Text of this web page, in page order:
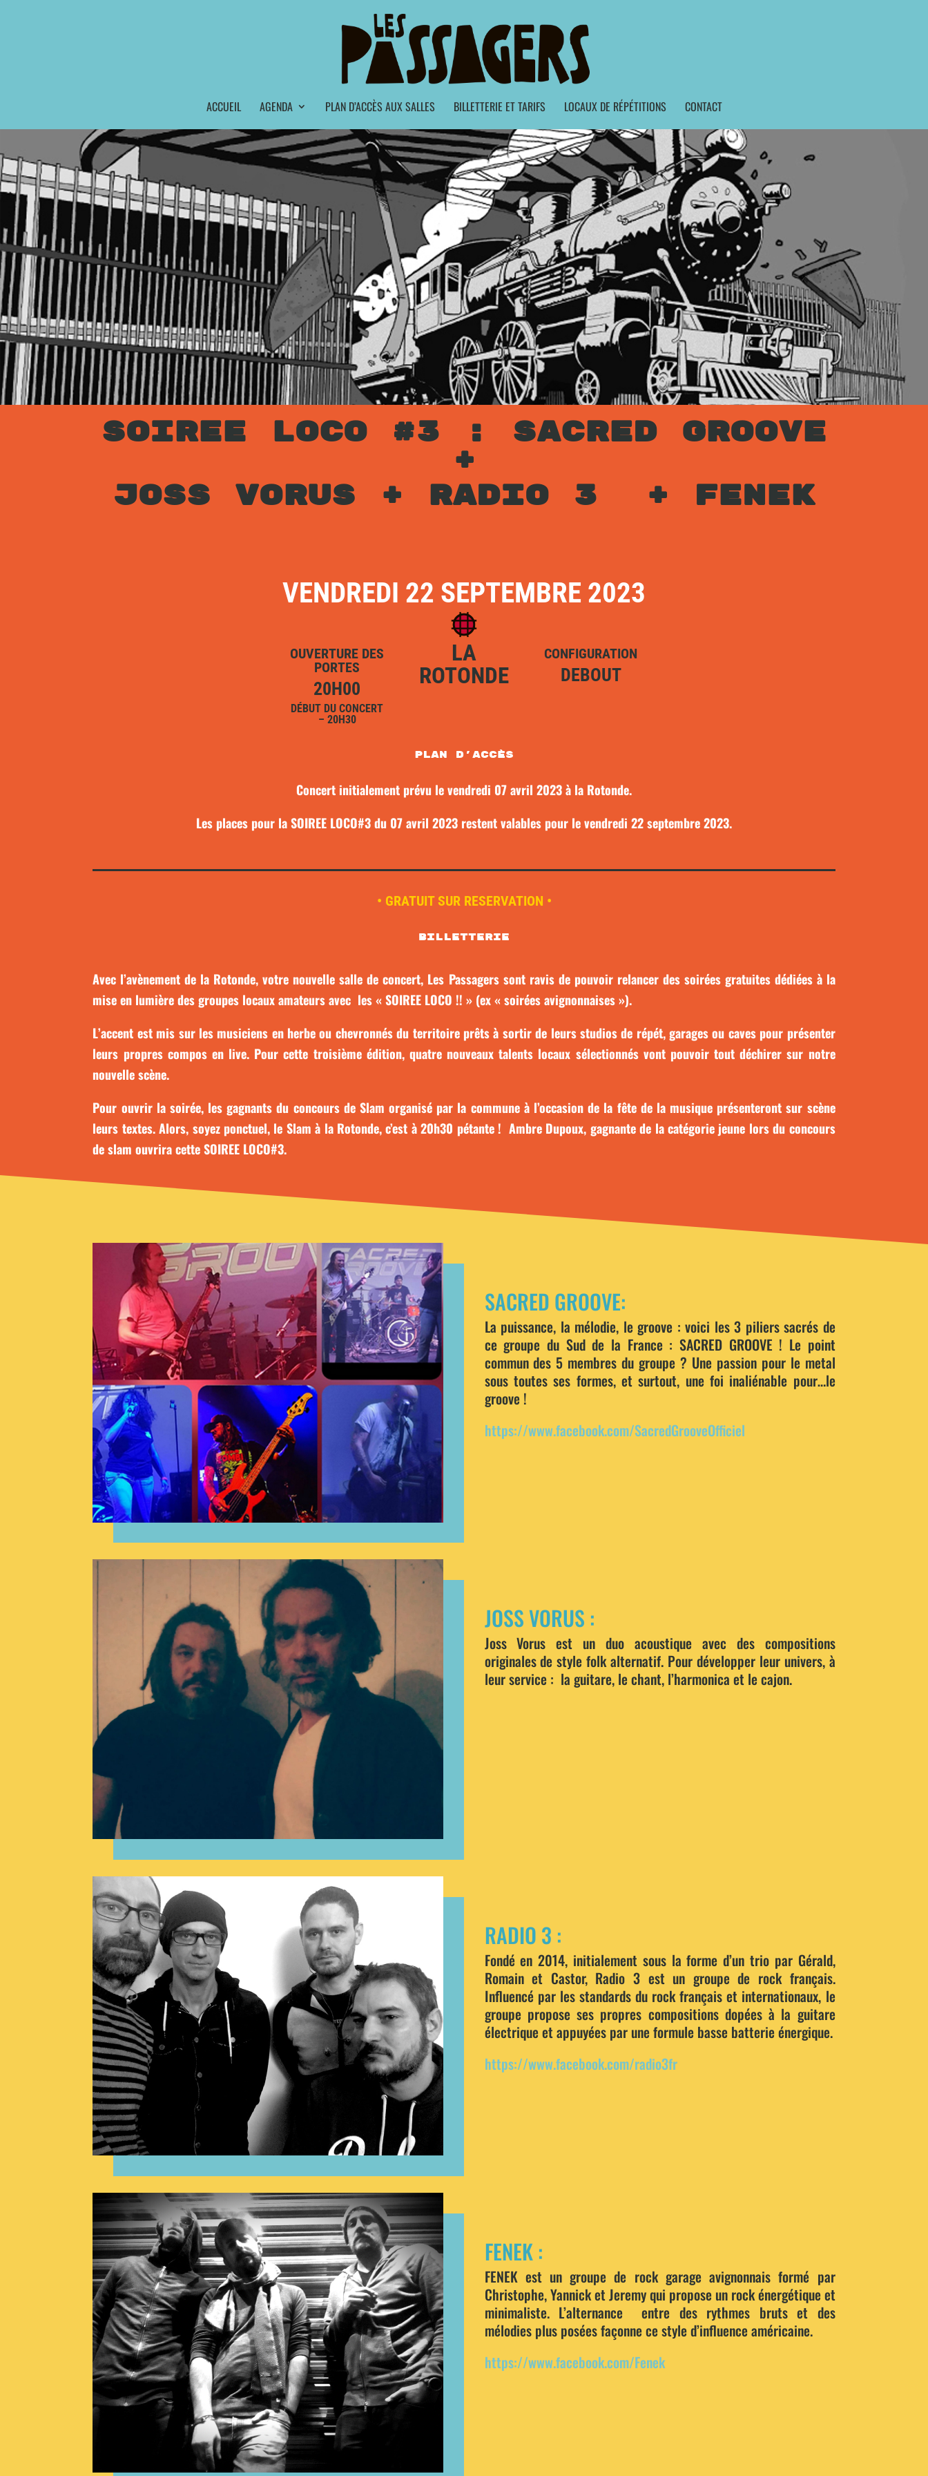
ACCUEIL AGENDA PLAN D’ACCÈS AUX SALLES BILLETTERIE ET TARIFS LOCAUX DE RÉPÉTITIONS CONTACT
SOIREE LOCO #3 : SACRED GROOVE
+
JOSS VORUS + RADIO 3 + FENEK
VENDREDI 22 SEPTEMBRE 2023
OUVERTURE DES
PORTES
20H00
DÉBUT DU CONCERT
– 20H30
LA
ROTONDE
CONFIGURATION
DEBOUT
plan d'accès
Concert initialement prévu le vendredi 07 avril 2023 à la Rotonde.
Les places pour la SOIREE LOCO#3 du 07 avril 2023 restent valables pour le vendredi 22 septembre 2023.
• GRATUIT SUR RESERVATION •
Billetterie
Avec l’avènement de la Rotonde, votre nouvelle salle de concert, Les Passagers sont ravis de pouvoir relancer des soirées gratuites dédiées à la
mise en lumière des groupes locaux amateurs avec les « SOIREE LOCO !! » (ex « soirées avignonnaises »).
L’accent est mis sur les musiciens en herbe ou chevronnés du territoire prêts à sortir de leurs studios de répét, garages ou caves pour présenter
leurs propres compos en live. Pour cette troisième édition, quatre nouveaux talents locaux sélectionnés vont pouvoir tout déchirer sur notre
nouvelle scène.
Pour ouvrir la soirée, les gagnants du concours de Slam organisé par la commune à l’occasion de la fête de la musique présenteront sur scène
leurs textes. Alors, soyez ponctuel, le Slam à la Rotonde, c’est à 20h30 pétante ! Ambre Dupoux, gagnante de la catégorie jeune lors du concours
de slam ouvrira cette SOIREE LOCO#3.
SACRED GROOVE:
La puissance, la mélodie, le groove : voici les 3 piliers sacrés de
ce groupe du Sud de la France : SACRED GROOVE ! Le point
commun des 5 membres du groupe ? Une passion pour le metal
sous toutes ses formes, et surtout, une foi inaliénable pour…le
groove !
https://www.facebook.com/SacredGrooveOfficiel
JOSS VORUS :
Joss Vorus est un duo acoustique avec des compositions
originales de style folk alternatif. Pour développer leur univers, à
leur service : la guitare, le chant, l’harmonica et le cajon.
RADIO 3 :
Fondé en 2014, initialement sous la forme d’un trio par Gérald,
Romain et Castor, Radio 3 est un groupe de rock français.
Influencé par les standards du rock français et internationaux, le
groupe propose ses propres compositions dopées à la guitare
électrique et appuyées par une formule basse batterie énergique.
https://www.facebook.com/radio3fr
FENEK :
FENEK est un groupe de rock garage avignonnais formé par
Christophe, Yannick et Jeremy qui propose un rock énergétique et
minimaliste. L’alternance entre des rythmes bruts et des
mélodies plus posées façonne ce style d’influence américaine.
https://www.facebook.com/Fenek